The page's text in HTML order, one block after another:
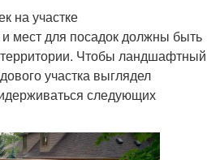
на участке
мест для посадок должны быть
Чтобы ландшафтный
участка выглядел
следующих